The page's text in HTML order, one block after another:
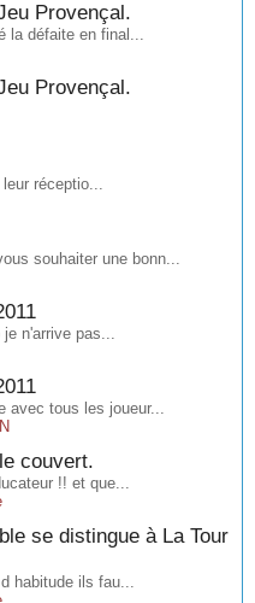
Provençal.
la défaite en final...
Provençal.
réceptio...
souhaiter une bonn...
n'arrive pas...
avec tous les joueur...
couvert.
!! et que...
se distingue à La Tour
habitude ils fau...